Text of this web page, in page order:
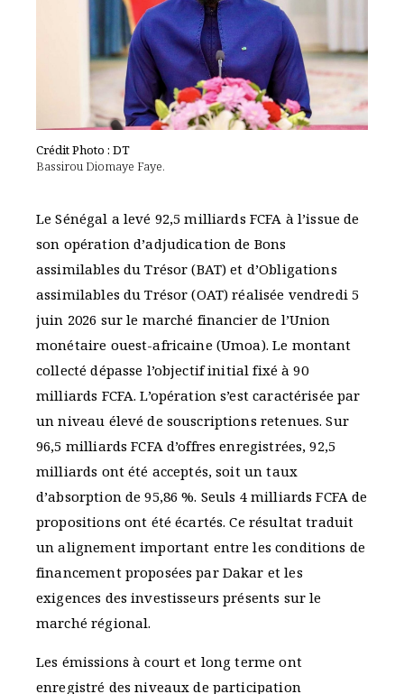
Crédit Photo : DT
Bassirou Diomaye Faye.
Le Sénégal a levé 92,5 milliards FCFA à l’issue de
son opération d’adjudication de Bons
assimilables du Trésor (BAT) et d’Obligations
assimilables du Trésor (OAT) réalisée vendredi 5
juin 2026 sur le marché financier de l’Union
monétaire ouest-africaine (Umoa). Le montant
collecté dépasse l’objectif initial fixé à 90
milliards FCFA. L’opération s’est caractérisée par
un niveau élevé de souscriptions retenues. Sur
96,5 milliards FCFA d’offres enregistrées, 92,5
milliards ont été acceptés, soit un taux
d’absorption de 95,86 %. Seuls 4 milliards FCFA de
propositions ont été écartés. Ce résultat traduit
un alignement important entre les conditions de
financement proposées par Dakar et les
exigences des investisseurs présents sur le
marché régional.
Les émissions à court et long terme ont
enregistré des niveaux de participation